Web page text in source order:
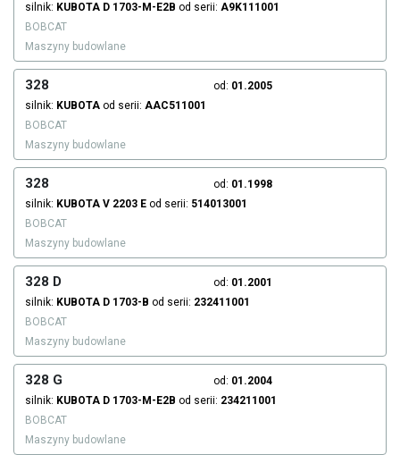
silnik: KUBOTA D 1703-M-E2B od serii: A9K111001
BOBCAT
Maszyny budowlane
328 od: 01.2005
silnik: KUBOTA od serii: AAC511001
BOBCAT
Maszyny budowlane
328 od: 01.1998
silnik: KUBOTA V 2203 E od serii: 514013001
BOBCAT
Maszyny budowlane
328 D od: 01.2001
silnik: KUBOTA D 1703-B od serii: 232411001
BOBCAT
Maszyny budowlane
328 G od: 01.2004
silnik: KUBOTA D 1703-M-E2B od serii: 234211001
BOBCAT
Maszyny budowlane